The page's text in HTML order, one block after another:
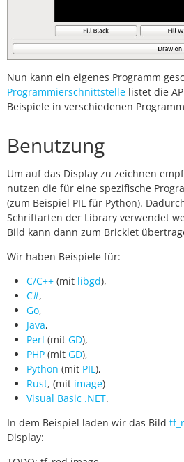
Nun kann ein eigenes Programm
Programmierschnittstelle listet die
Beispiele in verschiedenen
Benutzung
Um auf das Display zu zeichnen
nutzen die für eine spezifische
(zum Beispiel PIL für Python).
Schriftarten der Library verwendet
Bild kann dann zum Bricklet
Wir haben Beispiele für:
C/C++ (mit libgd),
C#,
Go,
Java,
Perl (mit GD),
PHP (mit GD),
Python (mit PIL),
Rust, (mit image)
Visual Basic .NET.
In dem Beispiel laden wir das Bild
Display: